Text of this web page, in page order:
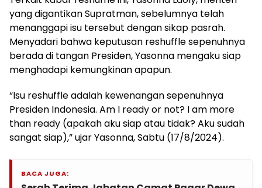
yang digantikan Supratman, sebelumnya telah
menanggapi isu tersebut dengan sikap pasrah.
Menyadari bahwa keputusan reshuffle sepenuhnya
berada di tangan Presiden, Yasonna mengaku siap
menghadapi kemungkinan apapun.
“Isu reshuffle adalah kewenangan sepenuhnya
Presiden Indonesia. Am I ready or not? I am more
than ready (apakah aku siap atau tidak? Aku sudah
sangat siap),” ujar Yasonna, Sabtu (17/8/2024).
BACA JUGA: